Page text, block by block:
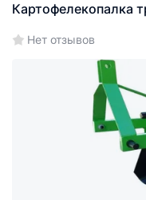
Картофелекопалка
Нет отзывов